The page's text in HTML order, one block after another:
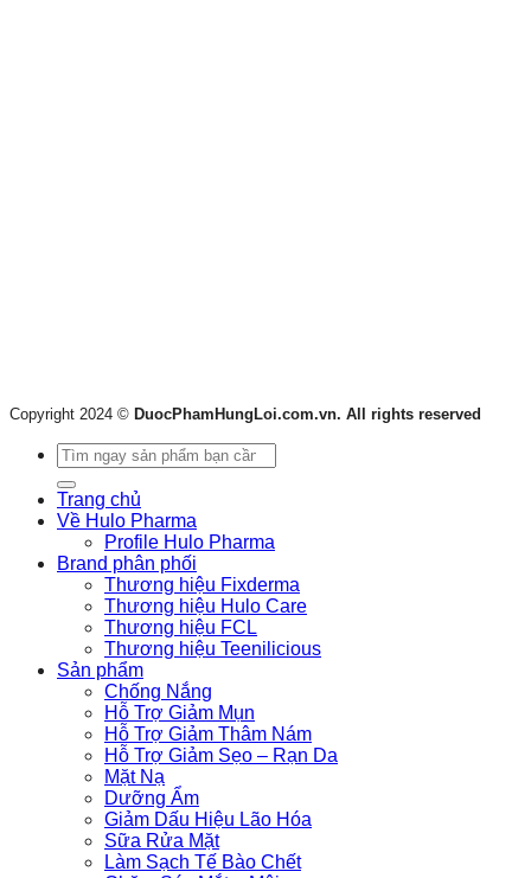
Copyright 2024 © DuocPhamHungLoi.com.vn. All rights reserved
Tìm
kiếm:
Trang chủ
Về Hulo Pharma
Profile Hulo Pharma
Brand phân phối
Thương hiệu Fixderma
Thương hiệu Hulo Care
Thương hiệu FCL
Thương hiệu Teenilicious
Sản phẩm
Chống Nắng
Hỗ Trợ Giảm Mụn
Hỗ Trợ Giảm Thâm Nám
Hỗ Trợ Giảm Sẹo – Rạn Da
Mặt Nạ
Dưỡng Ẩm
Giảm Dấu Hiệu Lão Hóa
Sữa Rửa Mặt
Làm Sạch Tế Bào Chết